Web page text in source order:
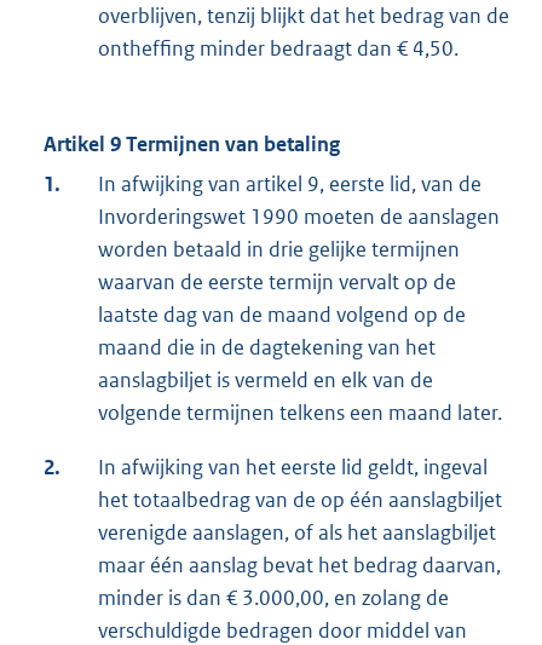
overblijven, tenzij blijkt dat het bedrag van de
ontheffing minder bedraagt dan € 4,50.
Artikel 9 Termijnen van betaling
1.
In afwijking van artikel 9, eerste lid, van de
Invorderingswet 1990 moeten de aanslagen
worden betaald in drie gelijke termijnen
waarvan de eerste termijn vervalt op de
laatste dag van de maand volgend op de
maand die in de dagtekening van het
aanslagbiljet is vermeld en elk van de
volgende termijnen telkens een maand later.
2.
In afwijking van het eerste lid geldt, ingeval
het totaalbedrag van de op één aanslagbiljet
verenigde aanslagen, of als het aanslagbiljet
maar één aanslag bevat het bedrag daarvan,
minder is dan € 3.000,00, en zolang de
verschuldigde bedragen door middel van